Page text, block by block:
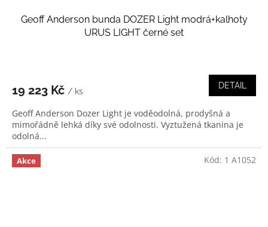
Geoff Anderson bunda DOZER Light modrá+kalhoty
URUS LIGHT černé set
19 223 Kč / ks
DETAIL
Geoff Anderson Dozer Light je voděodolná, prodyšná a
mimořádně lehká díky své odolnosti. Vyztužená tkanina je
odolná...
Akce Kód: 1 A1052